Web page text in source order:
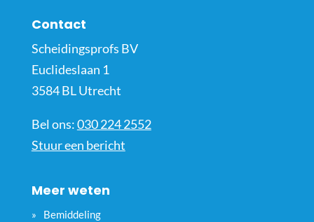
Contact
Scheidingsprofs BV
Euclideslaan 1
3584 BL Utrecht
Bel ons:030 224 2552
Stuur een bericht
Meer weten
Bemiddeling